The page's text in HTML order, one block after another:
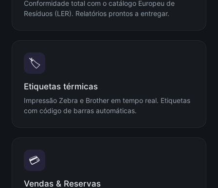
Conformidade total com o catálogo Europeu de
Resíduos (LER). Relatórios prontos a entregar.
🏷️
Etiquetas térmicas
Impressão Zebra e Brother em tempo real. Etiquetas
com código de barras automáticas.
💳
Vendas & Reservas